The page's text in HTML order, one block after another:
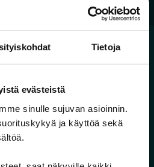
Tietoja
evästeistä
sinulle sujuvan asioinnin.
ja käyttöä sekä
0800 9 8009
rahojasi
ja raha
ihmissuhteisiin